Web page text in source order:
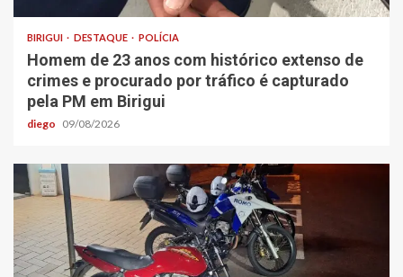
BIRIGUI DESTAQUE POLÍCIA
Homem de 23 anos com histórico extenso de
crimes e procurado por tráfico é capturado
pela PM em Birigui
diego 09/08/2026